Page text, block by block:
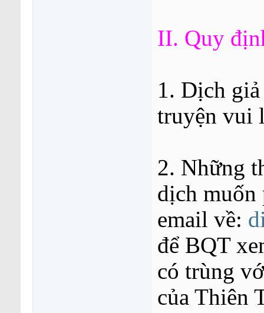
II. Quy
1. Dịch
truyện vui
2. Những
dịch
email về:
để BQT
có trùng
của Thiên